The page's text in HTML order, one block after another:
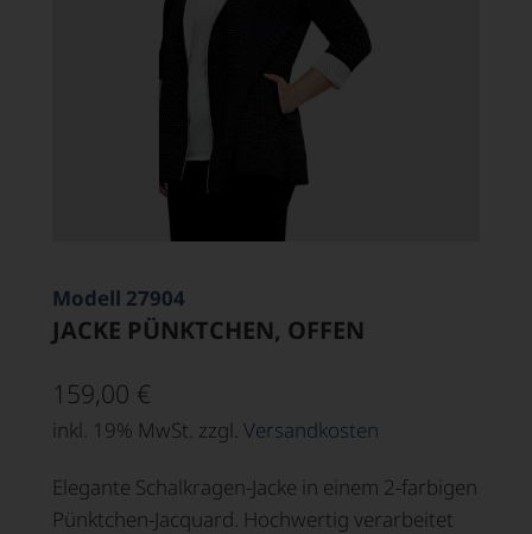
Modell 27904
JACKE PÜNKTCHEN, OFFEN
159,00 €
inkl. 19% MwSt. zzgl. Versandkosten
Elegante Schalkragen-Jacke in einem 2-farbigen
Pünktchen-Jacquard. Hochwertig verarbeitet